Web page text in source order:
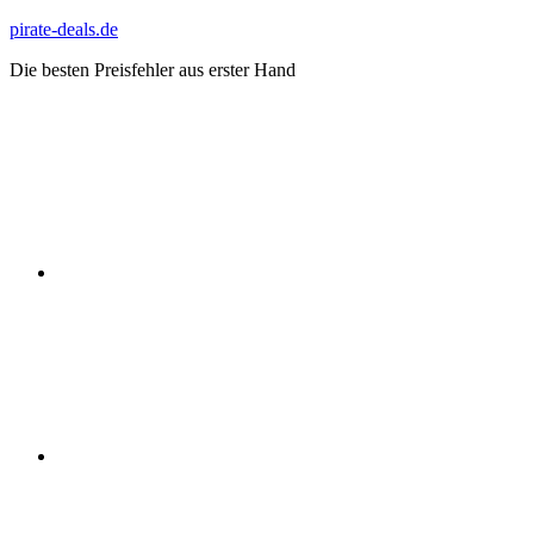
Zum
springen
pirate-deals.de
Die besten Preisfehler aus erster Hand